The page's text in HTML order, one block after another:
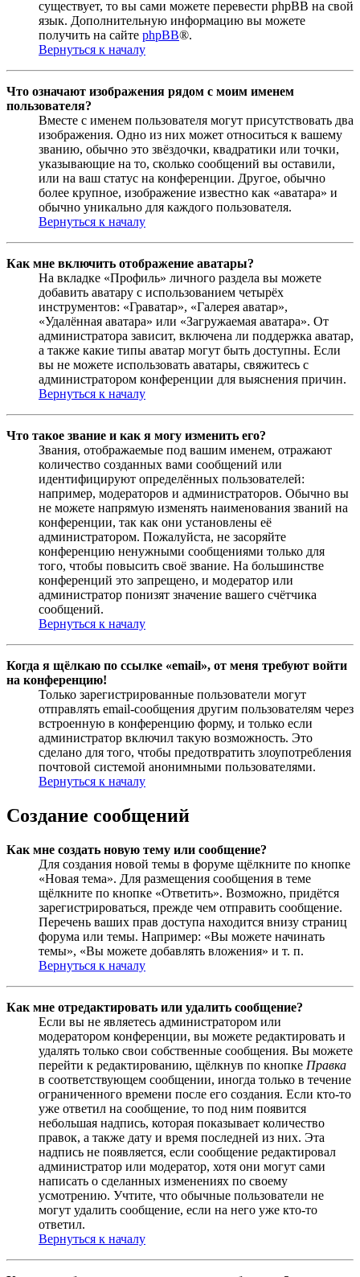
существует, то вы сами можете перевести phpBB на свой
язык. Дополнительную информацию вы можете
получить на сайте phpBB®.
Вернуться к началу
Что означают изображения рядом с моим именем
пользователя?
Вместе с именем пользователя могут присутствовать два
изображения. Одно из них может относиться к вашему
званию, обычно это звёздочки, квадратики или точки,
указывающие на то, сколько сообщений вы оставили,
или на ваш статус на конференции. Другое, обычно
более крупное, изображение известно как «аватара» и
обычно уникально для каждого пользователя.
Вернуться к началу
Как мне включить отображение аватары?
На вкладке «Профиль» личного раздела вы можете
добавить аватару с использованием четырёх
инструментов: «Граватар», «Галерея аватар»,
«Удалённая аватара» или «Загружаемая аватара». От
администратора зависит, включена ли поддержка аватар,
а также какие типы аватар могут быть доступны. Если
вы не можете использовать аватары, свяжитесь с
администратором конференции для выяснения причин.
Вернуться к началу
Что такое звание и как я могу изменить его?
Звания, отображаемые под вашим именем, отражают
количество созданных вами сообщений или
идентифицируют определённых пользователей:
например, модераторов и администраторов. Обычно вы
не можете напрямую изменять наименования званий на
конференции, так как они установлены её
администратором. Пожалуйста, не засоряйте
конференцию ненужными сообщениями только для
того, чтобы повысить своё звание. На большинстве
конференций это запрещено, и модератор или
администратор понизят значение вашего счётчика
сообщений.
Вернуться к началу
Когда я щёлкаю по ссылке «email», от меня требуют войти
на конференцию!
Только зарегистрированные пользователи могут
отправлять email-сообщения другим пользователям через
встроенную в конференцию форму, и только если
администратор включил такую возможность. Это
сделано для того, чтобы предотвратить злоупотребления
почтовой системой анонимными пользователями.
Вернуться к началу
Создание сообщений
Как мне создать новую тему или сообщение?
Для создания новой темы в форуме щёлкните по кнопке
«Новая тема». Для размещения сообщения в теме
щёлкните по кнопке «Ответить». Возможно, придётся
зарегистрироваться, прежде чем отправить сообщение.
Перечень ваших прав доступа находится внизу страниц
форума или темы. Например: «Вы можете начинать
темы», «Вы можете добавлять вложения» и т. п.
Вернуться к началу
Как мне отредактировать или удалить сообщение?
Если вы не являетесь администратором или
модератором конференции, вы можете редактировать и
удалять только свои собственные сообщения. Вы можете
перейти к редактированию, щёлкнув по кнопке Правка
в соответствующем сообщении, иногда только в течение
ограниченного времени после его создания. Если кто-то
уже ответил на сообщение, то под ним появится
небольшая надпись, которая показывает количество
правок, а также дату и время последней из них. Эта
надпись не появляется, если сообщение редактировал
администратор или модератор, хотя они могут сами
написать о сделанных изменениях по своему
усмотрению. Учтите, что обычные пользователи не
могут удалить сообщение, если на него уже кто-то
ответил.
Вернуться к началу